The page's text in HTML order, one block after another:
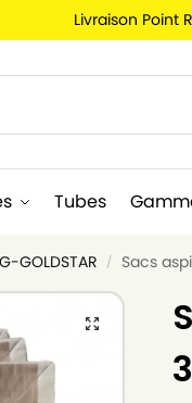
Livraison Point
Tubes
GOLDSTAR / Sacs